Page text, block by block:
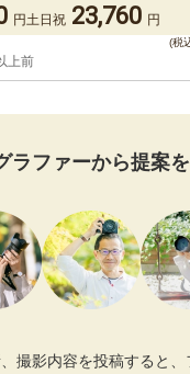
円土日祝 23,760 円
上前
ラファーから提案
撮影内容を投稿すると、